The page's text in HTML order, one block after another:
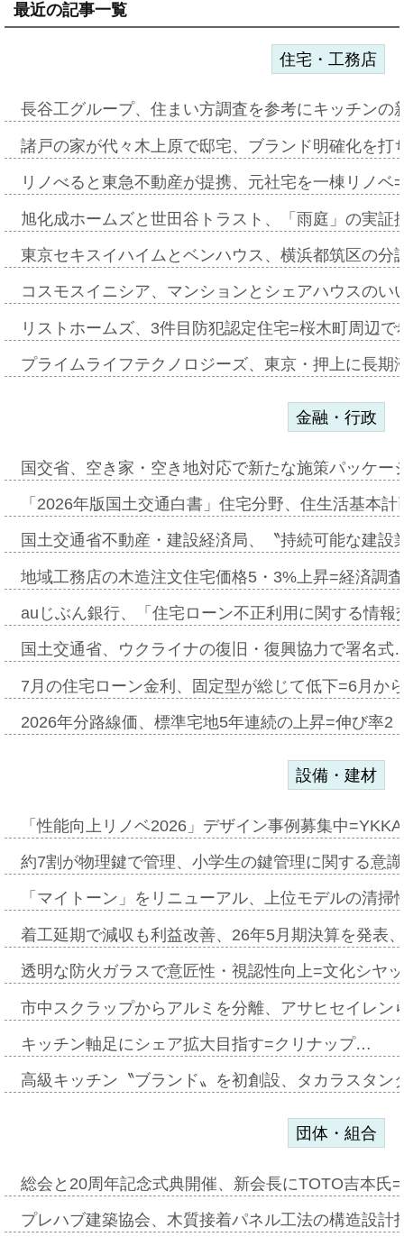
最近の記事一覧
住宅・工務店
長谷工グループ、住まい方調査を参考にキッチン
諸戸の家が代々木上原で邸宅、ブランド明確化を
リノべると東急不動産が提携、元社宅を一棟リノ
旭化成ホームズと世田谷トラスト、「雨庭」の実
東京セキスイハイムとベンハウス、横浜都筑区の
コスモスイニシア、マンションとシェアハウスの
リストホームズ、3件目防犯認定住宅=桜木町周辺
プライムライフテクノロジーズ、東京・押上に長
金融・行政
国交省、空き家・空き地対応で新たな施策パッケ
「2026年版国土交通白書」住宅分野、住生活基本
国土交通省不動産・建設経済局、〝持続可能な建
地域工務店の木造注文住宅価格5・3%上昇=経済調
auじぶん銀行、「住宅ローン不正利用に関する情
国土交通省、ウクライナの復旧・復興協力で署名
7月の住宅ローン金利、固定型が総じて低下=6月か
2026年分路線価、標準宅地5年連続の上昇=伸び率
設備・建材
「性能向上リノベ2026」デザイン事例募集中
約7割が物理鍵で管理、小学生の鍵管理に関する意
「マイトーン」をリニューアル、上位モデルの清
着工延期で減収も利益改善、26年5月期決算を発表
透明な防火ガラスで意匠性・視認性向上=文化シヤ
市中スクラップからアルミを分離、アサヒセイレ
キッチン軸足にシェア拡大目指す=クリナップ…
高級キッチン〝ブランド〟を初創設、タカラスタ
団体・組合
総会と20周年記念式典開催、新会長にTOTO吉本氏
プレハブ建築協会、木質接着パネル工法の構造設